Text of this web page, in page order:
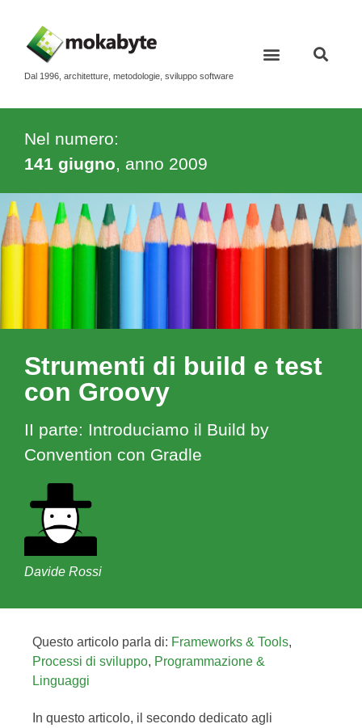
Dal 1996, architetture, metodologie, sviluppo software
Nel numero:
141 giugno, anno 2009
Strumenti di build e test
con Groovy
II parte: Introduciamo il Build by
Convention con Gradle
Davide Rossi
Questo articolo parla di: Frameworks & Tools,
Processi di sviluppo, Programmazione &
Linguaggi
In questo articolo, il secondo dedicato agli